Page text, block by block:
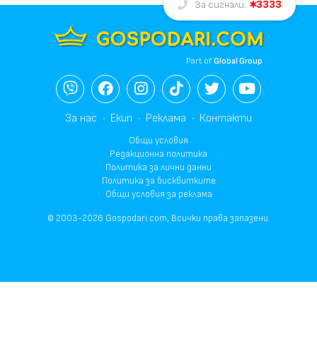
За сигнали: 3333
Part ofGlobal Group
За нас Екип Реклама Контакти
Общи условия
Редакционна политика
Политика за лични данни
Политика за бисквитките
Общи условия за реклама
© 2003-2026 Gospodari.com, Всички права запазени.